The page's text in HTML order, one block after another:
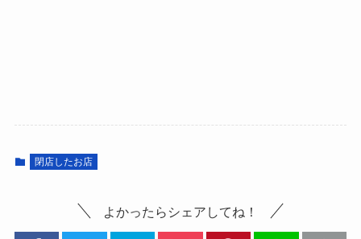
閉店したお店
よかったらシェアしてね！